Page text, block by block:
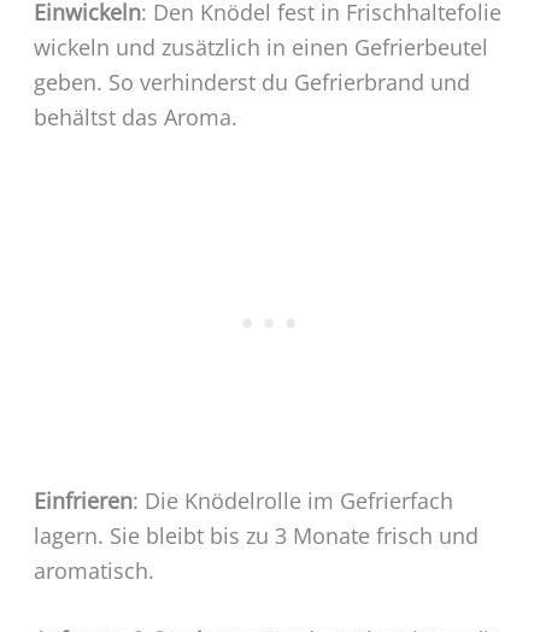
Einwickeln: Den Knödel fest in Frischhaltefolie
wickeln und zusätzlich in einen Gefrierbeutel
geben. So verhinderst du Gefrierbrand und
behältst das Aroma.
Einfrieren: Die Knödelrolle im Gefrierfach
lagern. Sie bleibt bis zu 3 Monate frisch und
aromatisch.